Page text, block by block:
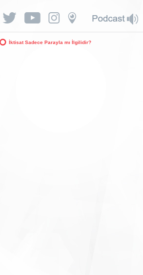
İktisat Sadece Parayla mı İlgilidir?